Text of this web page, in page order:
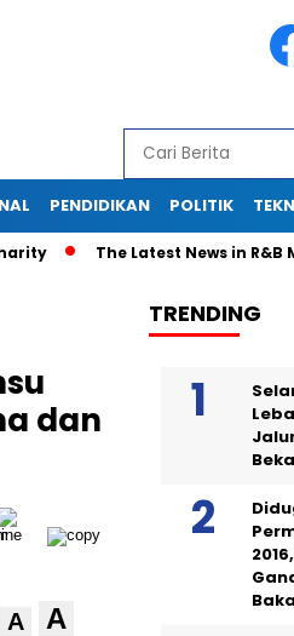
PENDIDIKAN POLITIK
The Latest News in R&B
dan
A A
TRENDING